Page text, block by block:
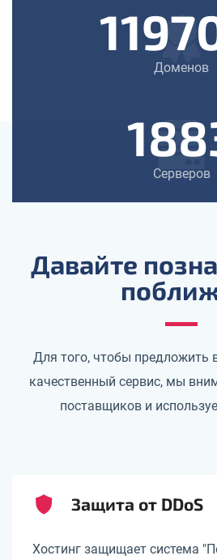
Доменов
Серверов
Давайте
Для того, чтобы предложить
качественный сервис, мы
поставщиков и
Защита от DDoS
Хостинг защищает система